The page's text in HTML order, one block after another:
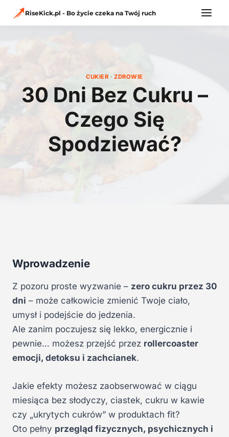
RiseKick.pl - Bo życie czeka na Twój ruch
CUKIER ·ZDROWIE
30 Dni Bez Cukru –
Czego Się
Spodziewać?
Wprowadzenie
Z pozoru proste wyzwanie – zero cukru przez 30
dni – może całkowicie zmienić Twoje ciało,
umysł i podejście do jedzenia.
Ale zanim poczujesz się lekko, energicznie i
pewnie… możesz przejść przez rollercoaster
emocji, detoksu i zachcianek.
Jakie efekty możesz zaobserwować w ciągu
miesiąca bez słodyczy, ciastek, cukru w kawie
czy „ukrytych cukrów” w produktach fit?
Oto pełny przegląd fizycznych, psychicznych i